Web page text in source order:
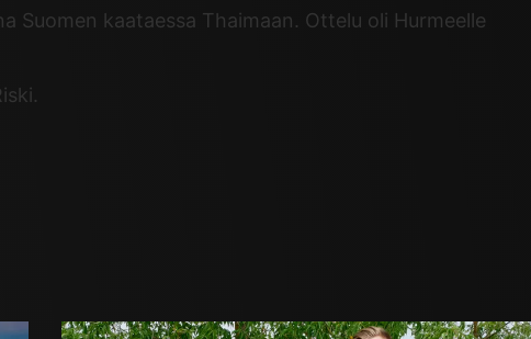
Suomen kaataessa Thaimaan. Ottelu oli Hurmeelle